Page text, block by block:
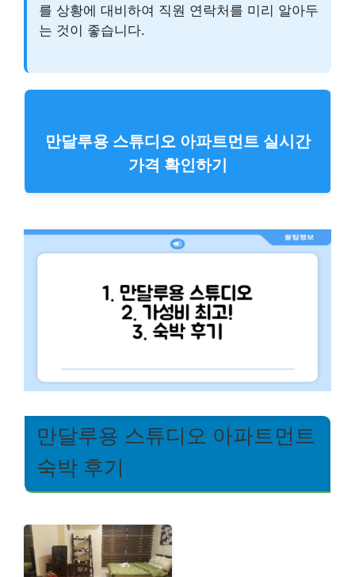
를 상황에 대비하여 직원 연락처를 미리 알아두
는 것이 좋습니다.
만달루용 스튜디오 아파트먼트 실시간
가격 확인하기
만달루용 스튜디오 아파트먼트
숙박 후기